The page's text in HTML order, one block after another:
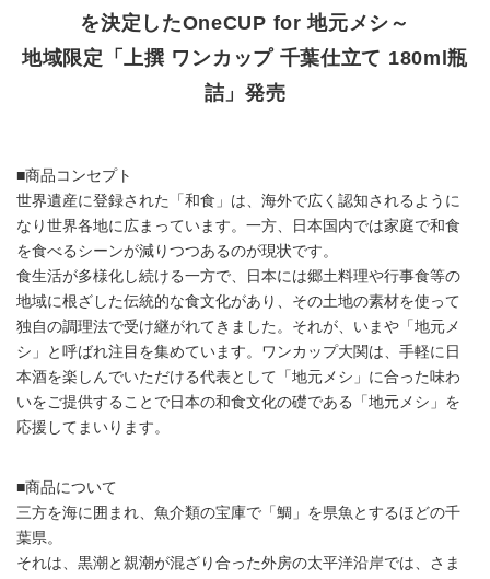
を決定したOneCUP for 地元メシ～
地域限定「上撰 ワンカップ 千葉仕立て 180ml瓶
詰」発売
■商品コンセプト
世界遺産に登録された「和食」は、海外で広く認知されるように
なり世界各地に広まっています。一方、日本国内では家庭で和食
を食べるシーンが減りつつあるのが現状です。
食生活が多様化し続ける一方で、日本には郷土料理や行事食等の
地域に根ざした伝統的な食文化があり、その土地の素材を使って
独自の調理法で受け継がれてきました。それが、いまや「地元メ
シ」と呼ばれ注目を集めています。ワンカップ大関は、手軽に日
本酒を楽しんでいただける代表として「地元メシ」に合った味わ
いをご提供することで日本の和食文化の礎である「地元メシ」を
応援してまいります。
■商品について
三方を海に囲まれ、魚介類の宝庫で「鯛」を県魚とするほどの千
葉県。
それは、黒潮と親潮が混ざり合った外房の太平洋沿岸では、さま